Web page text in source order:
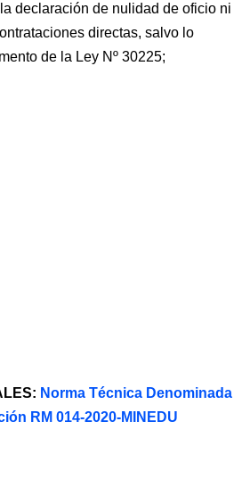
declaración de nulidad de oficio ni
directas, salvo lo
de la Ley Nº 30225;
Norma Técnica Denominada
RM 014-2020-MINEDU